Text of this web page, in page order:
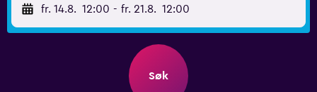
fr. 14.8. 12:00 - fr. 21.8. 12:00
Søk